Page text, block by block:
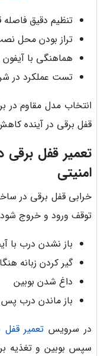
تنظیم دقیق فاصله
تراز بودن محل
هماهنگی با
تست عملکرد در
انتخاب مدل مقاوم در
قفل برقی در آینده
تعمیر قفل برقی
امنیتی
خرابی قفل برقی در
توقف ورود و خروج
باز نشدن درب با
گیر کردن زبانه
داغ شدن بوبین
باز ماندن درب
در سرویس تعمیر قفل
سپس بوبین و تغذیه